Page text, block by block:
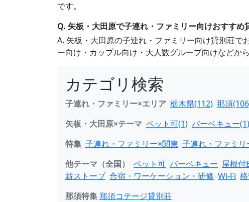
です。
Q. 矢板・大田原で子連れ・ファミリー向けおすすめ
A. 矢板・大田原の子連れ・ファミリー向け貸別荘
ー向け・カップル向け・大人数グループ向けなどか
カテゴリ検索
子連れ・ファミリー×エリア 栃木県(112) 那須
矢板・大田原×テーマ ペット可(1) バーベキュー(1)
特集 子連れ・ファミリー×関東 子連れ・ファミリ
他テーマ（全国）
ペット可 バーベキュー 屋根付
薪ストーブ 合宿・ワーケーション・研修 Wi-Fi
那須特集那須コテージ貸別荘